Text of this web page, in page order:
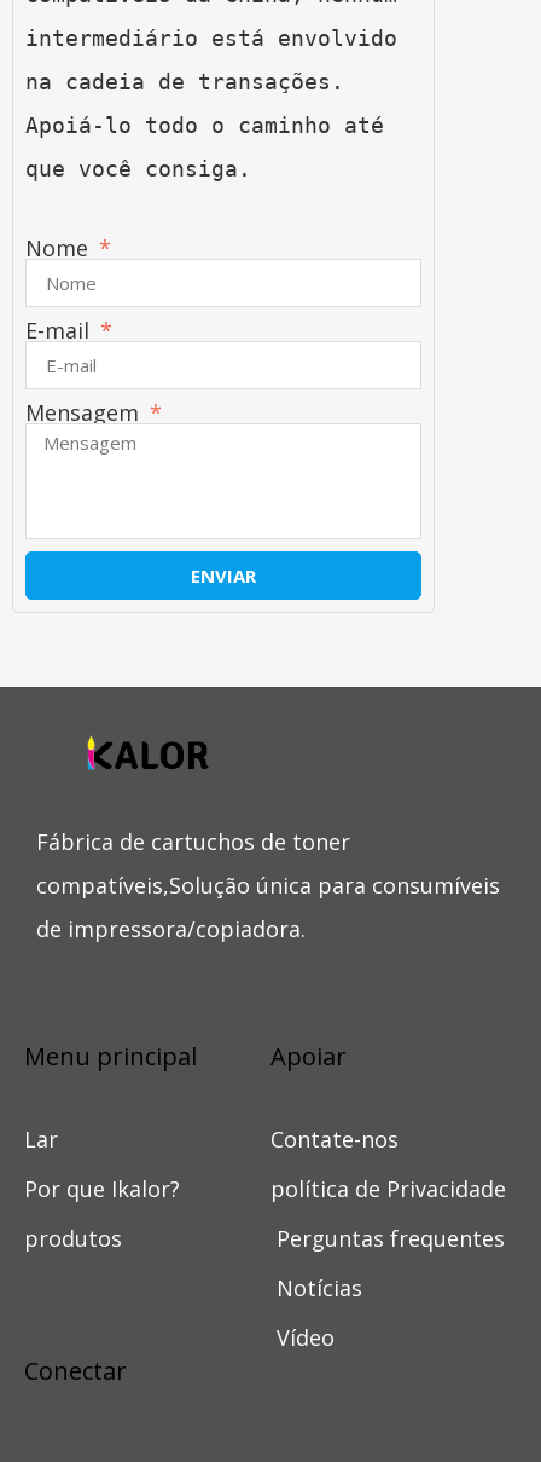
intermediário está envolvido
na cadeia de transações.
Apoiá-lo todo o caminho até
que você consiga.
Nome
E-mail
Mensagem
ENVIAR
Fábrica de cartuchos de toner
compatíveis,Solução única para consumíveis
de impressora/copiadora.
Menu principal
Lar
Por que Ikalor?
produtos
Apoiar
Contate-nos
política de Privacidade
Perguntas frequentes
Notícias
Vídeo
Conectar